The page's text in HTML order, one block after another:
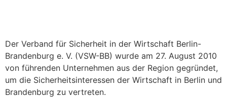
Der Verband für Sicherheit in der Wirtschaft Berlin-
Brandenburg e. V. (VSW-BB) wurde am 27. August 2010
von führenden Unternehmen aus der Region gegründet,
um die Sicherheitsinteressen der Wirtschaft in Berlin und
Brandenburg zu vertreten.